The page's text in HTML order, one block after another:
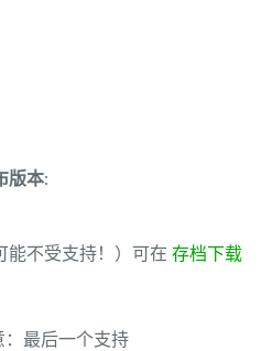
版本:
能不受支持！）可在 存档下载
最后一个支持